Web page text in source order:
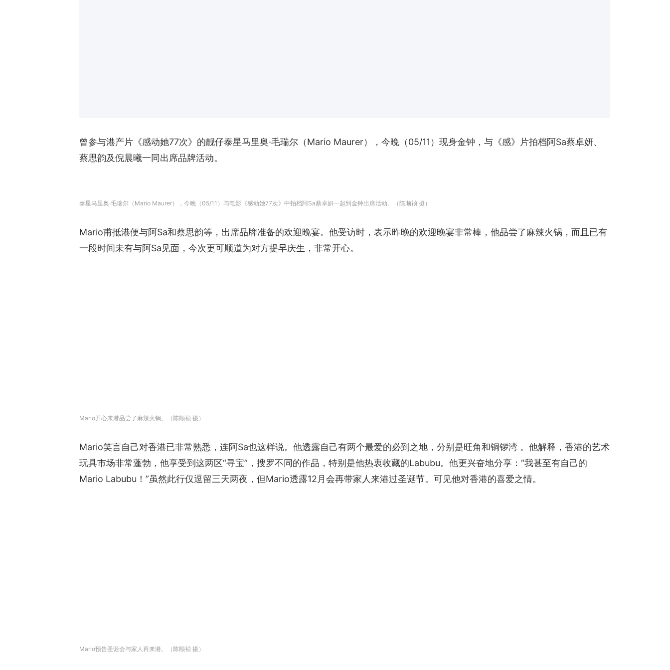
曾参与港产片《感动她77次》的靓仔泰星马里奥·毛瑞尔（Mario Maurer），今晚（05/11）现身金钟，与《感》片拍档阿Sa蔡卓妍、
蔡思韵及倪晨曦一同出席品牌活动。
泰星马里奥·毛瑞尔（Mario Maurer），今晚（05/11）与电影《感动她77次》中拍档阿Sa蔡卓妍一起到金钟出席活动。（陈顺祯 摄）
Mario甫抵港便与阿Sa和蔡思韵等，出席品牌准备的欢迎晚宴。他受访时，表示昨晚的欢迎晚宴非常棒，他品尝了麻辣火锅，而且已有
一段时间未有与阿Sa见面，今次更可顺道为对方提早庆生，非常开心。
Mario开心来港品尝了麻辣火锅。（陈顺祯 摄）
Mario笑言自己对香港已非常熟悉，连阿Sa也这样说。他透露自己有两个最爱的必到之地，分别是旺角和铜锣湾 。他解释，香港的艺术
玩具市场非常蓬勃，他享受到这两区“寻宝”，搜罗不同的作品，特别是他热衷收藏的Labubu。他更兴奋地分享：“我甚至有自己的
Mario Labubu！”虽然此行仅逗留三天两夜，但Mario透露12月会再带家人来港过圣诞节。可见他对香港的喜爱之情。
Mario预告圣诞会与家人再来港。（陈顺祯 摄）